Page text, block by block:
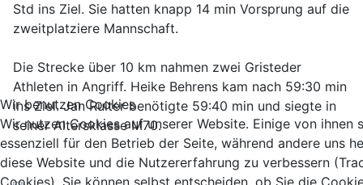
Std ins Ziel. Sie hatten knapp 14 min Vorsprung auf die
zweitplatziere Mannschaft.
Die Strecke über 10 km nahmen zwei Gristeder
Athleten in Angriff. Heike Behrens kam nach 59:30 min
ins Ziel. Jan Ruiter benötigte 59:40 min und siegte in
seiner Altersklasse M70.
Wir benutzen Cookies
Wir nutzen Cookies auf unserer Website. Einige von ihnen
essenziell für den Betrieb der Seite, während andere uns
diese Website und die Nutzererfahrung zu verbessern